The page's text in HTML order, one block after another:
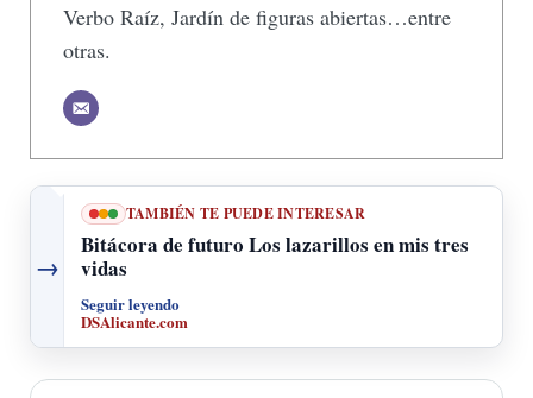
Verbo Raíz, Jardín de figuras abiertas…entre
otras.
→
TAMBIÉN TE PUEDE INTERESAR
Bitácora de futuro Los lazarillos en mis tres
vidas
Seguir leyendo
DSAlicante.com